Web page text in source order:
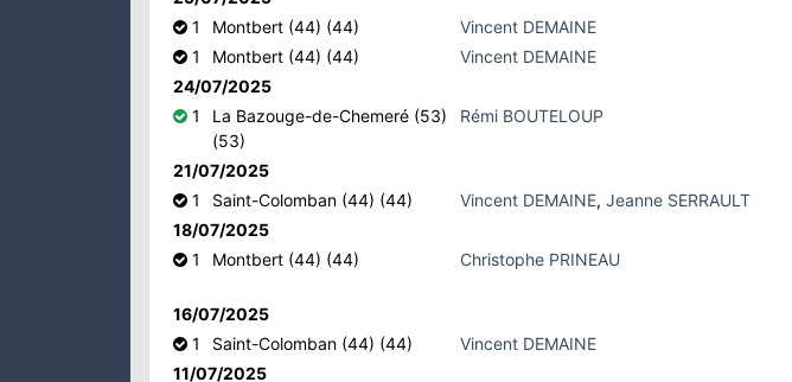
1
Montbert (44) (44)
Vincent DEMAINE
1
Montbert (44) (44)
Vincent DEMAINE
24/07/2025
1
La Bazouge-de-Chemeré (53)
(53)
Rémi BOUTELOUP
21/07/2025
1
Saint-Colomban (44) (44) Vincent DEMAINE,Jeanne SERRAULT
18/07/2025
1
Montbert (44) (44) Christophe PRINEAU
16/07/2025
1
Saint-Colomban (44) (44)
Vincent DEMAINE
11/07/2025